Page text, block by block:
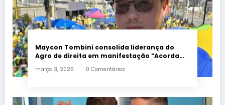
Maycon Tombini consolida liderança do
Agro de direita em manifestação “Acorda
março 3, 2026 0 Comentários